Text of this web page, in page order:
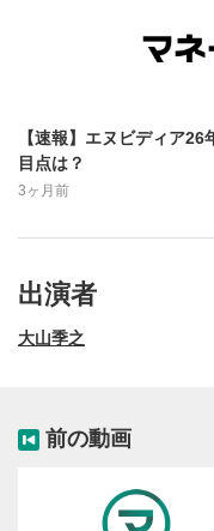
動画再生エリアを
一時停止します。
3
再生/一時停止
動画を再生または一
再生位置を示して
するとその位置か
【速報】エヌビディア
目点は？
3ヶ月前
出演者
大山季之
前の動画